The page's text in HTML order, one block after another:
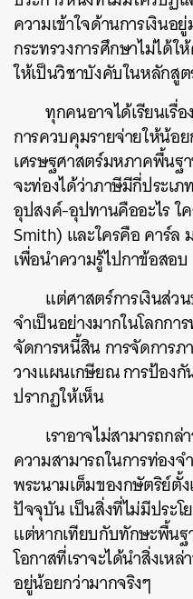
ความเข้าใจด้านการเงินอ
กระทรวงการศึกษาไม่ได้
ให้เป็นวิชาบังคับในหลักสู
ทุกคนอาจได้เรียนเรื่
การควบคุมรายจ่ายให้น้อ
เศรษฐศาสตร์มหภาคพื้นฐ
จะท่องได้ว่าภาษีมีกี่ประเภ
อุปสงค์-อุปทานคืออะไร ใ
Smith) และใครคือ คาร์ล
เพื่อนำความรู้ไปกาข้อสอบ
แต่ศาสตร์การเงินส่
จำเป็นอย่างมากในโลกกา
จัดการหนี้สิน การจัดการภ
วางแผนเกษียณ การป้อง
ปรากฏให้เห็น
เราอาจไม่สามารถก
ความสามารถในการท่อง
พระนามเต็มของกษัตริย์ตั้
ปัจจุบัน เป็นสิ่งที่ไม่มีประโ
แต่หากเทียบกับทักษะพื้นฐ
โอกาสที่เราจะได้นำสิ่งเห
อยู่น้อยกว่ามากจริงๆ
ค้นหา